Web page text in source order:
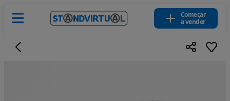
Começar
a vender